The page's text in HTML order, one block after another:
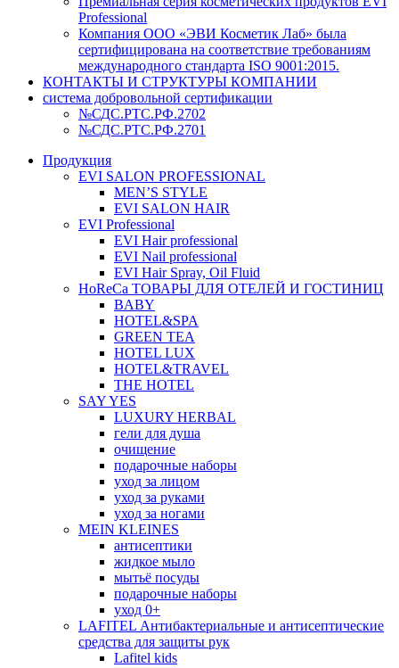
Professional
Компания ООО «ЭВИ Косметик Лаб» была
сертифицирована на соответствие требованиям
международного стандарта ISO 9001:2015.
КОНТАКТЫ И СТРУКТУРЫ КОМПАНИИ
система добровольной сертификации
№СДС.РТС.РФ.2702
№СДС.РТС.РФ.2701
Продукция
EVI SALON PROFESSIONAL
MEN’S STYLE
EVI SALON HAIR
EVI Professional
EVI Hair professional
EVI Nail professional
EVI Hair Spray, Oil Fluid
HoReCa ТОВАРЫ ДЛЯ ОТЕЛЕЙ И ГОСТИНИЦ
BABY
HOTEL&SPA
GREEN TEA
HOTEL LUX
HOTEL&TRAVEL
THE HOTEL
SAY YES
LUXURY HERBAL
гели для душа
очищение
подарочные наборы
уход за лицом
уход за руками
уход за ногами
MEIN KLEINES
антисептики
жидкое мыло
мытьё посуды
подарочные наборы
уход 0+
LAFITEL Антибактериальные и антисептические
средства для защиты рук
Lafitel kids